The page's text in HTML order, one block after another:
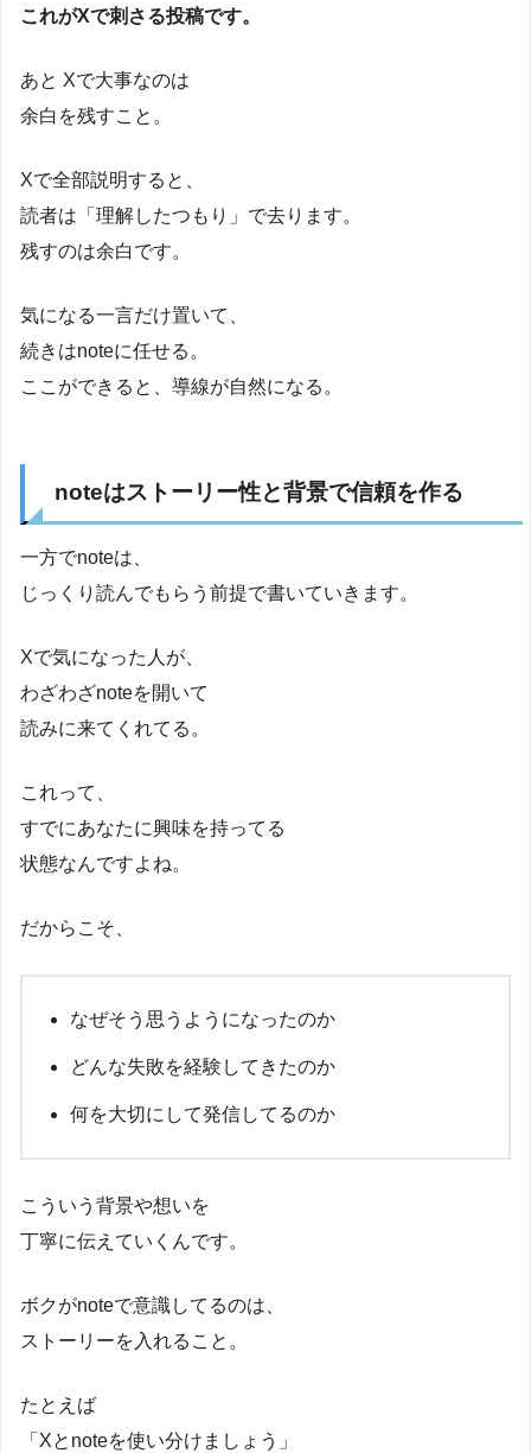
これがXで刺さる投稿です。
あと Xで大事なのは
余白を残すこと。
Xで全部説明すると、
読者は「理解したつもり」で去ります。
残すのは余白です。
気になる一言だけ置いて、
続きはnoteに任せる。
ここができると、導線が自然になる。
noteはストーリー性と背景で信頼を作る
一方でnoteは、
じっくり読んでもらう前提で書いていきます。
Xで気になった人が、
わざわざnoteを開いて
読みに来てくれてる。
これって、
すでにあなたに興味を持ってる
状態なんですよね。
だからこそ、
なぜそう思うようになったのか
どんな失敗を経験してきたのか
何を大切にして発信してるのか
こういう背景や想いを
丁寧に伝えていくんです。
ボクがnoteで意識してるのは、
ストーリーを入れること。
たとえば
「Xとnoteを使い分けましょう」